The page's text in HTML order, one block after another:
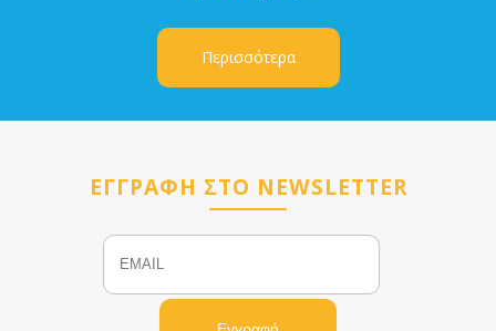
Περισσότερα
ΕΓΓΡΑΦΗ ΣΤΟ NEWSLETTER
Email